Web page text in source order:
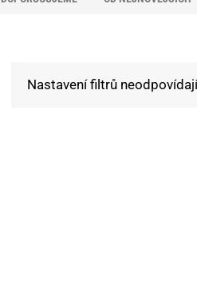
Nastavení filtrů